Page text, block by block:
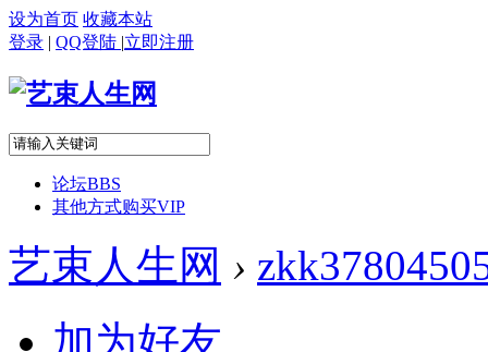
设为首页 收藏本站
登录 | QQ登陆 |立即注册
论坛BBS
其他方式购买VIP
艺束人生网 ›
加为好友